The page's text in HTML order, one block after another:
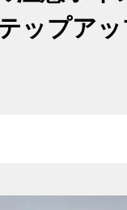
ップア